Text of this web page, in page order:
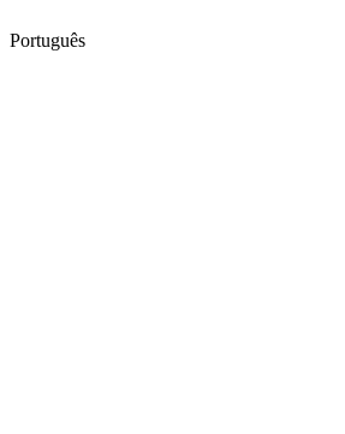
Português